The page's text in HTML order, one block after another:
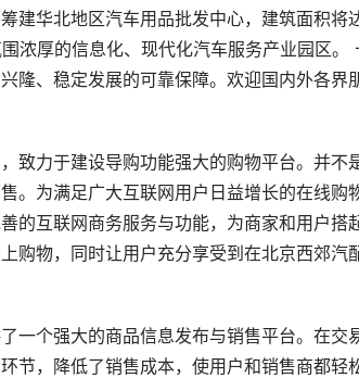
建华北地区汽车用品批发中心，建筑面积将
浓厚的信息化、现代化汽车服务产业园区。
隆、稳定发展的可靠保障。欢迎国内外各界
致力于建设导购功能强大的购物平台。并不
。为满足广大互联网用户日益增长的在线购
的互联网商务服务与功能，为商家和用户搭
购物，同时让用户充分享受到在北京西郊汽
一个强大的商品信息发布与销售平台。在交
节，降低了销售成本，使用户和销售商都轻